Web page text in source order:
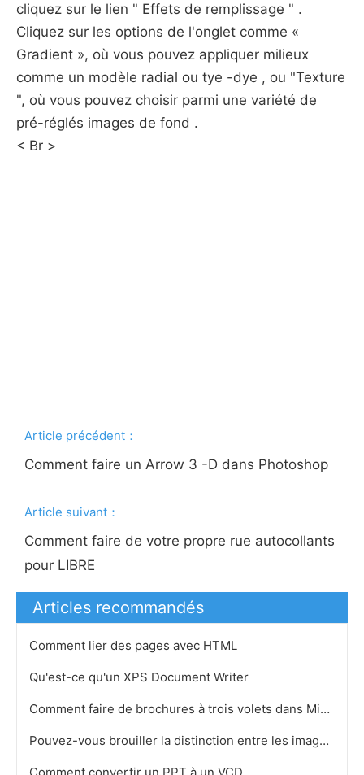
cliquez sur le lien " Effets de remplissage " .
Cliquez sur les options de l'onglet comme «
Gradient », où vous pouvez appliquer milieux
comme un modèle radial ou tye -dye , ou "Texture
", où vous pouvez choisir parmi une variété de
pré-réglés images de fond .
< Br >
Article précédent：
Comment faire un Arrow 3 -D dans Photoshop
Article suivant：
Comment faire de votre propre rue autocollants
pour LIBRE
Articles recommandés
Comment lier des pages avec HTML
Qu'est-ce qu'un XPS Document Writer
Comment faire de brochures à trois volets dans Microsoft Word 2007
Pouvez-vous brouiller la distinction entre les images dans Publisher